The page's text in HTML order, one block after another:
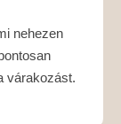
nehezen
várakozást.